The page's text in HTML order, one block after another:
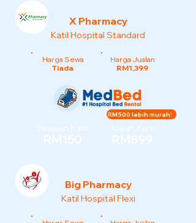
X Pharmacy
Katil Hospital Standard
Harga Sewa
Tiada
Harga Jualan
RM1,399
Sewaan Kami
RM150
Jualan Kami
RM899
RM500 lebih murah!
Big Pharmacy
Katil Hospital Flexi